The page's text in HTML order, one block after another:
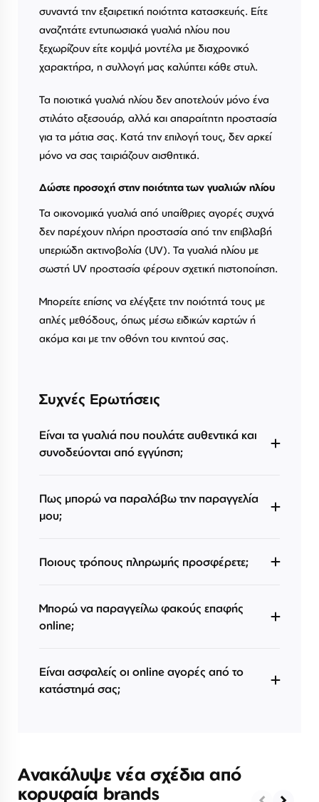
συναντά την εξαιρετική ποιότητα κατασκευής. Είτε
αναζητάτε εντυπωσιακά γυαλιά ηλίου που
ξεχωρίζουν είτε κομψά μοντέλα με διαχρονικό
χαρακτήρα, η συλλογή μας καλύπτει κάθε στυλ.
Τα ποιοτικά γυαλιά ηλίου δεν αποτελούν μόνο ένα
στιλάτο αξεσουάρ, αλλά και απαραίτητη προστασία
για τα μάτια σας. Κατά την επιλογή τους, δεν αρκεί
μόνο να σας ταιριάζουν αισθητικά.
Δώστε προσοχή στην ποιότητα των γυαλιών ηλίου
Τα οικονομικά γυαλιά από υπαίθριες αγορές συχνά
δεν παρέχουν πλήρη προστασία από την επιβλαβή
υπεριώδη ακτινοβολία (UV). Τα γυαλιά ηλίου με
σωστή UV προστασία φέρουν σχετική πιστοποίηση.
Μπορείτε επίσης να ελέγξετε την ποιότητά τους με
απλές μεθόδους, όπως μέσω ειδικών καρτών ή
ακόμα και με την οθόνη του κινητού σας.
Συχνές Ερωτήσεις
Είναι τα γυαλιά που πουλάτε αυθεντικά και
συνοδεύονται από εγγύηση;
Πως μπορώ να παραλάβω την παραγγελία
μου;
Ποιους τρόπους πληρωμής προσφέρετε;
Μπορώ να παραγγείλω φακούς επαφής
online;
Είναι ασφαλείς οι online αγορές από το
κατάστημά σας;
Ανακάλυψε νέα σχέδια από
κορυφαία brands